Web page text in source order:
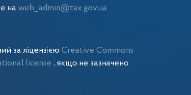
на web_admin@tax.gov.ua
за ліцензією Creative Commons
license , якщо не зазначено